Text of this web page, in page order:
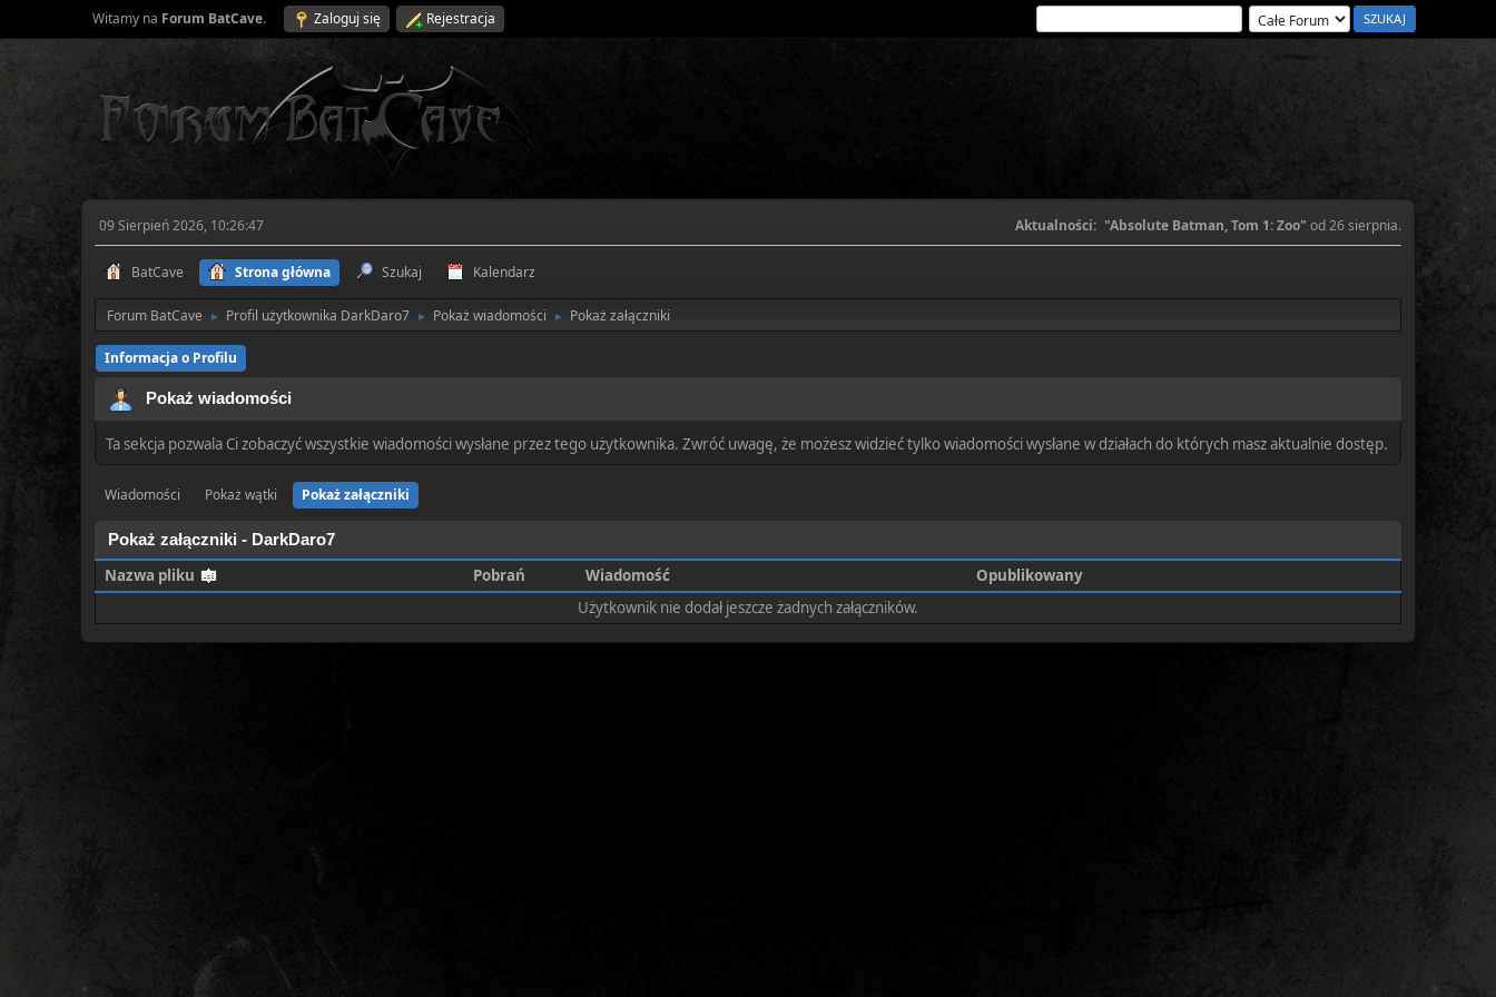
Witamy na Forum BatCave. Zaloguj się Rejestracja
09 Sierpień 2026, 10:26:47 Aktualności: "Absolute Batman, Tom 1: Zoo" od 26 sierpnia.
BatCave Strona główna Szukaj Kalendarz
Forum BatCave ► Profil użytkownika DarkDaro7 ► Pokaż wiadomości ► Pokaż załączniki
Informacja o Profilu
Pokaż wiadomości
Ta sekcja pozwala Ci zobaczyć wszystkie wiadomości wysłane przez tego użytkownika. Zwróć uwagę, że możesz widzieć tylko wiadomości wysłane w działach do których masz aktualnie dostęp.
Wiadomości Pokaż wątki Pokaż załączniki
Pokaż załączniki - DarkDaro7
Nazwa pliku Pobrań Wiadomość
Opublikowany
Użytkownik nie dodał jeszcze żadnych załączników.